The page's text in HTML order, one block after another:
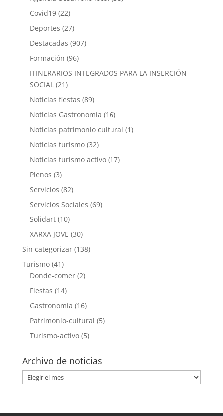
Covid19(22)
Deportes (27)
Destacadas (907)
Formación (96)
ITINERARIOS INTEGRADOS PARA LA INSERCIÓN
SOCIAL(21)
Noticias fiestas (89)
Noticias Gastronomía (16)
Noticias patrimonio cultural (1)
Noticias turismo(32)
Noticias turismo activo(17)
Plenos (3)
Servicios (82)
Servicios Sociales (69)
Solidart(10)
XARXA JOVE (30)
Sin categorizar(138)
Turismo(41)
Donde-comer(2)
Fiestas (14)
Gastronomía (16)
Patrimonio-cultural (5)
Turismo-activo(5)
Archivo de noticias
Archivo
de